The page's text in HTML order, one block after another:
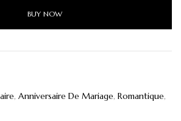
BUY NOW
, Anniversaire De Mariage, Romantique,